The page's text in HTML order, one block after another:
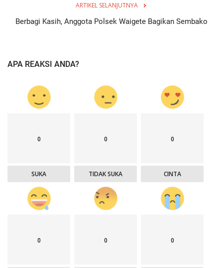
ARTIKEL SELANJUTNYA
Berbagi Kasih, Anggota Polsek Waigete Bagikan Sembako
APA REAKSI ANDA?
0
SUKA
0
TIDAK SUKA
0
CINTA
0 0 0